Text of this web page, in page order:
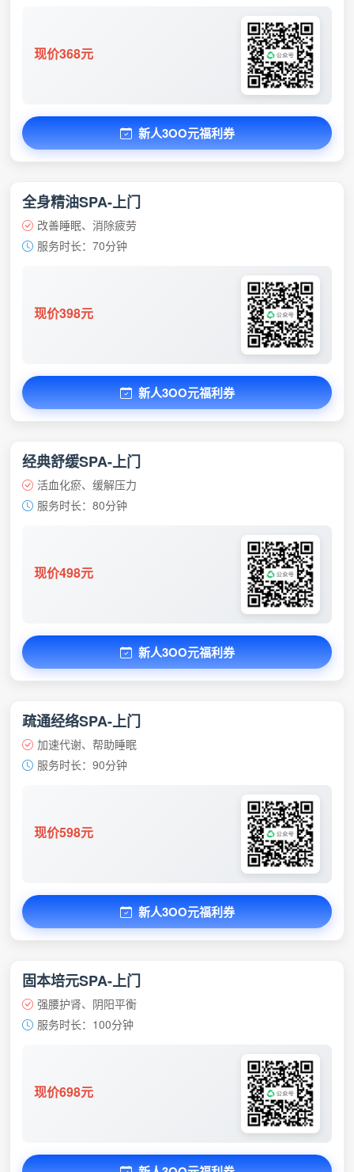
现价368元
新人3OO元福利券
全身精油SPA-上门
改善睡眠、消除疲劳
服务时长：70分钟
现价398元
新人3OO元福利券
经典舒缓SPA-上门
活血化瘀、缓解压力
服务时长：80分钟
现价498元
新人3OO元福利券
疏通经络SPA-上门
加速代谢、帮助睡眠
服务时长：90分钟
现价598元
新人3OO元福利券
固本培元SPA-上门
强腰护肾、阴阳平衡
服务时长：100分钟
现价698元